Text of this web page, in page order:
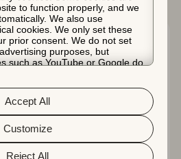
to function properly, and we
We also use
cookies. We only set these
prior consent. We do not set
purposes, but
such as YouTube or Google do.
personal data and the
please read our
customize your cookie settings
the “Customize” button.
Reject All
Customize
Accept All